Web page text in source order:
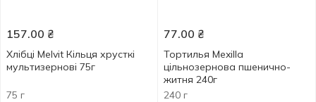
157.00 ₴
Хлібці Melvit Кільця хрусткі
мультизернові 75г
75 г
77.00 ₴
Тортилья Mexilla
цільнозернова пшенично-
житня 240г
240 г